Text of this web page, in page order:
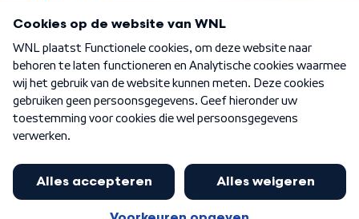
Nieuwsbrief
Word Lid